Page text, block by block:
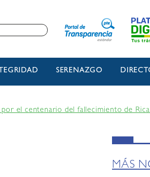
SERENAZGO
el centenario del fallecimiento de
MÁS